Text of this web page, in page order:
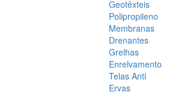
Geotêxteis
Polipropileno
Membranas
Drenantes
Grelhas
Enrelvamento
Telas Anti
Ervas